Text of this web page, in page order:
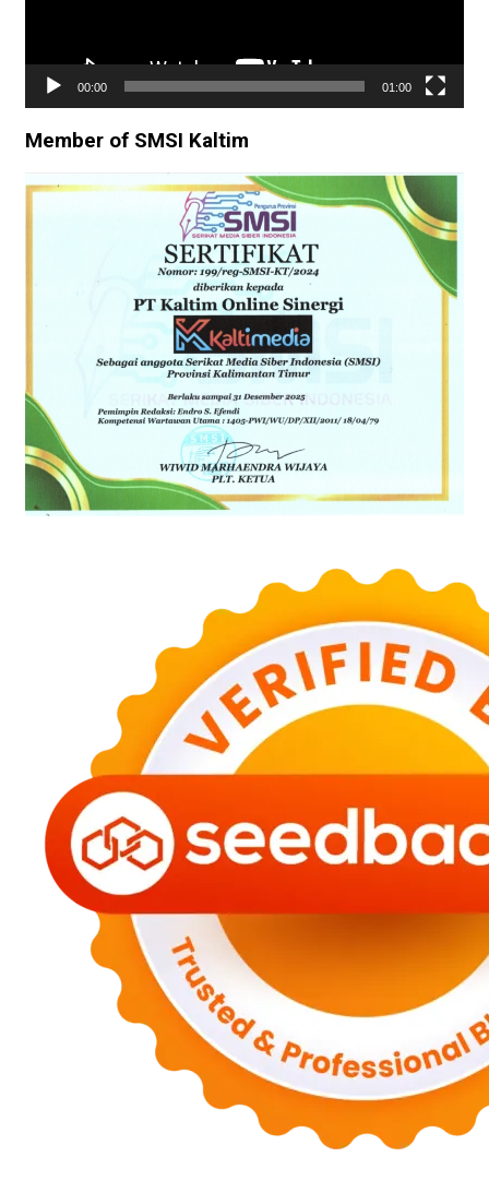
00:00 01:00
Member of SMSI Kaltim